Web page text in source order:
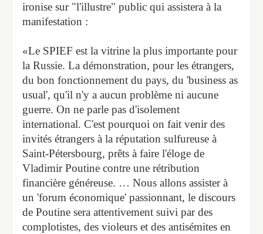
ironise sur "l'illustre" public qui assistera à la
manifestation :
«Le SPIEF est la vitrine la plus importante pour
la Russie. La démonstration, pour les étrangers,
du bon fonctionnement du pays, du 'business as
usual', qu'il n'y a aucun problème ni aucune
guerre. On ne parle pas d'isolement
international. C'est pourquoi on fait venir des
invités étrangers à la réputation sulfureuse à
Saint-Pétersbourg, prêts à faire l'éloge de
Vladimir Poutine contre une rétribution
financière généreuse. … Nous allons assister à
un 'forum économique' passionnant, le discours
de Poutine sera attentivement suivi par des
complotistes, des violeurs et des antisémites en